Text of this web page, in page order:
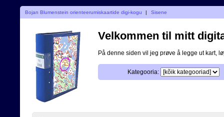
Bojan Blumenstein orienteerumiskaartide digi-kogu | Sisene
Velkommen til mitt
På denne siden vil jeg prøve å legge ut kart,
Kategooria: